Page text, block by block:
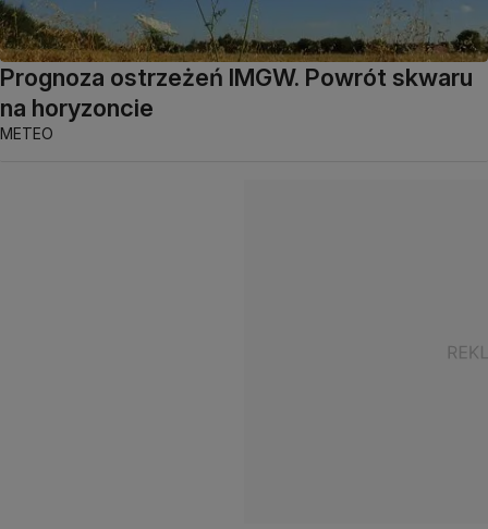
Prognoza ostrzeżeń IMGW. Powrót skwaru
na horyzoncie
METEO